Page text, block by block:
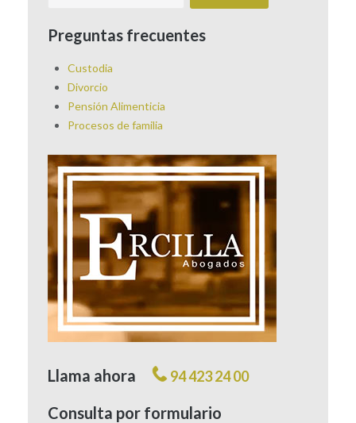
Preguntas frecuentes
Custodia
Divorcio
Pensión Alimenticia
Procesos de familia
Llama ahora 94 423 24 00
Consulta por formulario